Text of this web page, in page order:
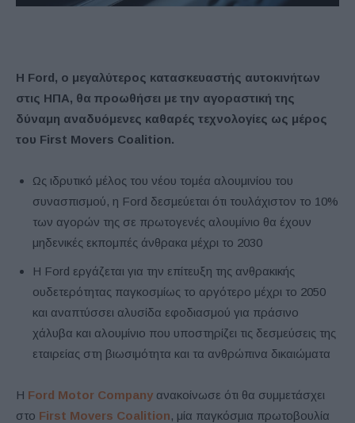
Η Ford, ο μεγαλύτερος κατασκευαστής αυτοκινήτων
στις ΗΠΑ, θα προωθήσει με την αγοραστική της
δύναμη αναδυόμενες καθαρές τεχνολογίες ως μέρος
του First Movers Coalition.
Ως ιδρυτικό μέλος του νέου τομέα αλουμινίου του
συνασπισμού, η Ford δεσμεύεται ότι τουλάχιστον το 10%
των αγορών της σε πρωτογενές αλουμίνιο θα έχουν
μηδενικές εκπομπές άνθρακα μέχρι το 2030
Η Ford εργάζεται για την επίτευξη της ανθρακικής
ουδετερότητας παγκοσμίως το αργότερο μέχρι το 2050
και αναπτύσσει αλυσίδα εφοδιασμού για πράσινο
χάλυβα και αλουμίνιο που υποστηρίζει τις δεσμεύσεις της
εταιρείας στη βιωσιμότητα και τα ανθρώπινα δικαιώματα
Η Ford Motor Company ανακοίνωσε ότι θα συμμετάσχει
στο First Movers Coalition, μία παγκόσμια πρωτοβουλία